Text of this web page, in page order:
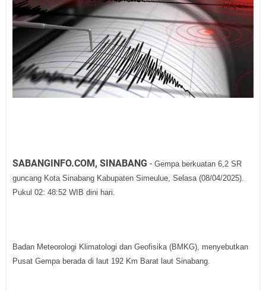
SABANGINFO.COM, SINABANG - Gempa berkuatan 6,2 SR
guncang Kota Sinabang Kabupaten Simeulue, Selasa (08/04/2025).
Pukul 02: 48:52 WIB dini hari.
Badan Meteorologi Klimatologi dan Geofisika (BMKG), menyebutkan
Pusat Gempa berada di laut 192 Km Barat laut Sinabang.